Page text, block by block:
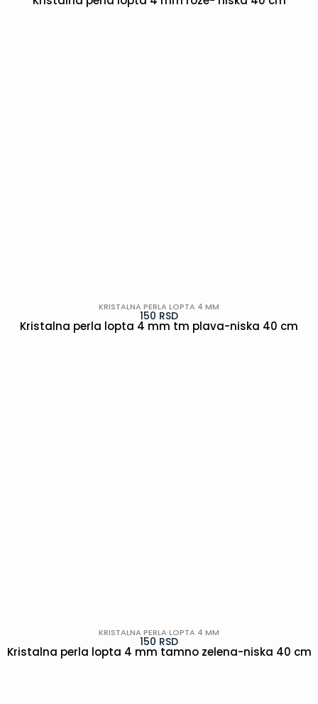
KRISTALNA PERLA LOPTA 4 MM
150 RSD
Kristalna perla lopta 4 mm tm plava-niska 40 cm
KRISTALNA PERLA LOPTA 4 MM
150 RSD
Kristalna perla lopta 4 mm tamno zelena-niska 40 cm